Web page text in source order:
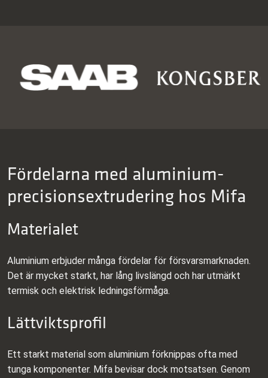
Fördelarna med aluminium­
precisions­extrudering hos Mifa
Materialet
Aluminium erbjuder många fördelar för försvarsmarknaden.
Det är mycket starkt, har lång livslängd och har utmärkt
termisk och elektrisk ledningsförmåga.
Lättviktsprofil
Ett starkt material som aluminium förknippas ofta med
tunga komponenter. Mifa bevisar dock motsatsen. Genom